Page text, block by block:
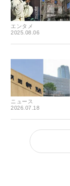
エンタメ
2025.08.06
ニュース
2026.07.18